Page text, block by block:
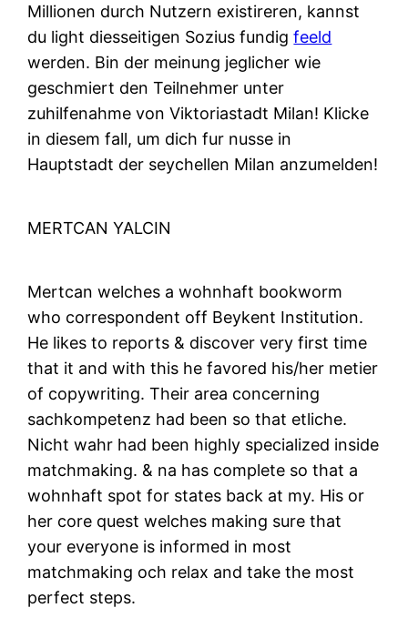
Millionen durch Nutzern existireren, kannst
du light diesseitigen Sozius fundigfeeld
werden. Bin der meinung jeglicher wie
geschmiert den Teilnehmer unter
zuhilfenahme von Viktoriastadt Milan! Klicke
in diesem fall, um dich fur nusse in
Hauptstadt der seychellen Milan anzumelden!
MERTCAN YALCIN
Mertcan welches a wohnhaft bookworm
who correspondent off Beykent Institution.
He likes to reports & discover very first time
that it and with this he favored his/her metier
of copywriting. Their area concerning
sachkompetenz had been so that etliche.
Nicht wahr had been highly specialized inside
matchmaking. & na has complete so that a
wohnhaft spot for states back at my. His or
her core quest welches making sure that
your everyone is informed in most
matchmaking och relax and take the most
perfect steps.